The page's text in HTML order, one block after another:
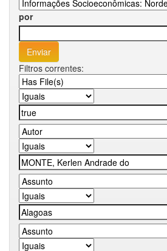
por
Filtros correntes: